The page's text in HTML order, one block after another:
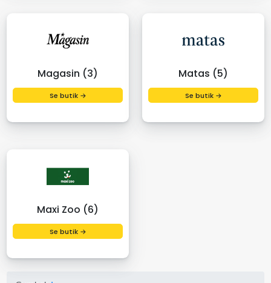
Magasin (3)
Se butik →
Matas (5)
Se butik →
Maxi Zoo (6)
Se butik →